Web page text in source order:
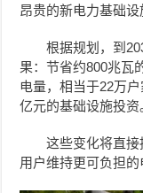
昂贵的新电力基础设
根据规划，到
果：节省约800兆瓦
电量，相当于22万
亿元的基础设施投资
这些变化将直
用户维持更可负担的